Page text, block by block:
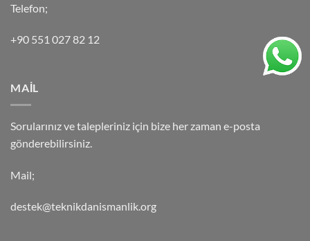
Telefon;
+90 551 027 82 12
MAİL
Sorularınız ve talepleriniz için bize her zaman e-posta
gönderebilirsiniz.
Mail;
destek@teknikdanismanlik.org